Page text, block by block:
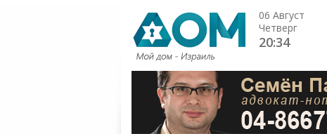
06 Август
Четверг
20:34